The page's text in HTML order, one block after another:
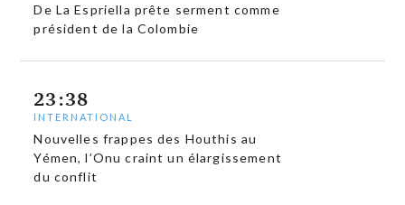
De La Espriella prête serment comme
président de la Colombie
23:38
INTERNATIONAL
Nouvelles frappes des Houthis au
Yémen, l’Onu craint un élargissement
du conflit